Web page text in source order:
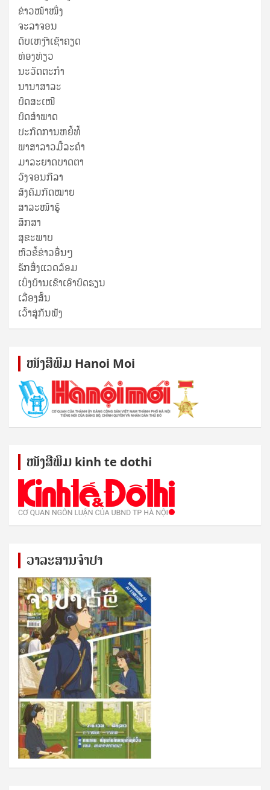
ຂ່າວໜ້າໜຶ່ງ
ຈະລາຈອນ
ດັບເຫງົາເຊົາຄຽດ
ທ່ອງທ່ຽວ
ນະວັດຕະກໍາ
ນານາສາລະ
ບົດສະເໜີ
ບົດສໍາພາດ
ປະກົດການຫຍໍ້ທໍ້
ພາສາລາວມື້ລະຄຳ
ມາລະຍາດບາດຕາ
ວົງຈອນກີລາ
ສັງຄົມກົດໝາຍ
ສາລະໜ້າຮູ້
ສຶກສາ
ສຸ​ຂະ​ພາບ
ຫົວຂໍ້ຂ່າວອື່ນໆ
ຮັກສິ່ງແວດລ້ອມ
ເບິ່ງບ້ານເຂົາເອົາບົດຮຽນ
ເລື່ອງສັ້ນ
ເວົ້າສູ່ກັນຟັງ
ໜັງ​ສື​ພິມ Hanoi Moi
ໜັງ​ສື​ພິມ kinh te dothi
ວາລະສານຈຳປາ